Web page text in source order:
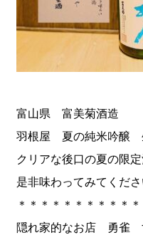
富山県 富美菊酒造
羽根屋 夏の純米吟醸
クリアな後口の夏の限
是非味わってみてくだ
＊＊＊＊＊＊＊＊＊＊＊
隠れ家的なお店 勇雀